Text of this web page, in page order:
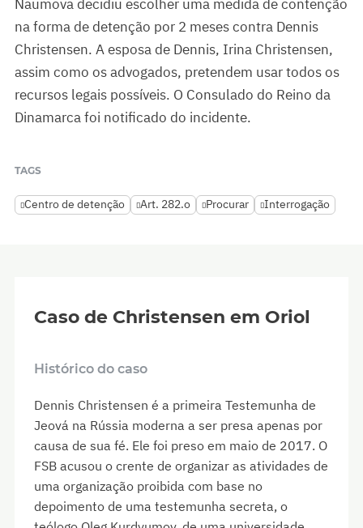
Naumova decidiu escolher uma medida de contenção
na forma de detenção por 2 meses contra Dennis
Christensen. A esposa de Dennis, Irina Christensen,
assim como os advogados, pretendem usar todos os
recursos legais possíveis. O Consulado do Reino da
Dinamarca foi notificado do incidente.
TAGS
Centro de detenção Art. 282.o Procurar Interrogação
Caso de Christensen em Oriol
Histórico do caso
Dennis Christensen é a primeira Testemunha de
Jeová na Rússia moderna a ser presa apenas por
causa de sua fé. Ele foi preso em maio de 2017. O
FSB acusou o crente de organizar as atividades de
uma organização proibida com base no
depoimento de uma testemunha secreta, o